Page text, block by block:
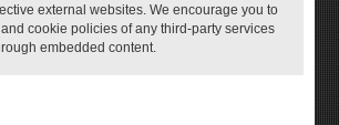
external websites. We encourage you to
cookie policies of any third-party services
embedded content.